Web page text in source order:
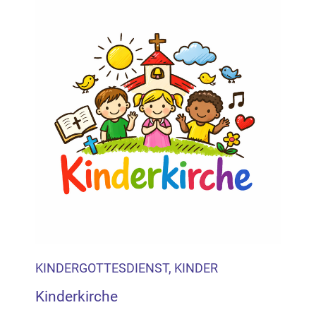
KINDERGOTTESDIENST, KINDER
Kinderkirche